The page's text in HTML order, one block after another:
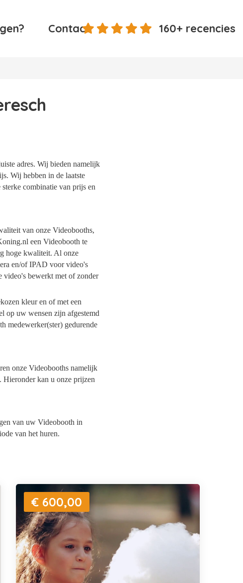
Contact 160+ recencies
adres. Wij bieden namelijk
Wij hebben in de laatste
combinatie van prijs en
van onze Videobooths,
een Videobooth te
hoge kwaliteit. Al onze
en/of IPAD voor video's
video's bewerkt met of zonder
kleur en of met een
op uw wensen zijn afgestemd
medewerker(ster) gedurende
onze Videobooths namelijk
Hieronder kan u onze prijzen
van uw Videobooth in
van het huren.
€ 600,00